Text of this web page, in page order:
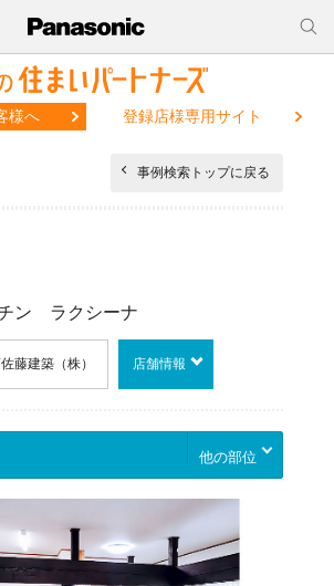
様へ 登録店様専用サイト
事例検索トップに戻る
ン ラクシーナ
藤建築（株） 店舗情報
他の部位